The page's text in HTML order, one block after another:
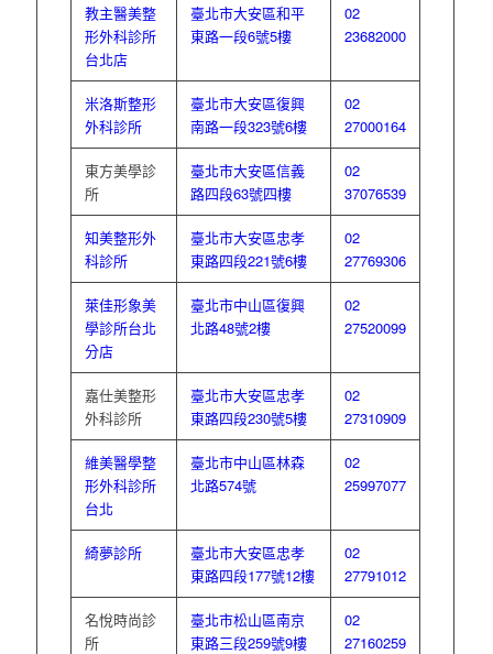
教主醫美整
形外科診所
台北店
臺北市大安區和平
東路一段6號5樓
02
23682000
米洛斯整形
外科診所
臺北市大安區復興
南路一段323號6樓
02
27000164
東方美學診
所
臺北市大安區信義
路四段63號四樓
02
37076539
知美整形外
科診所
臺北市大安區忠孝
東路四段221號6樓
02
27769306
萊佳形象美
學診所台北
分店
臺北市中山區復興
北路48號2樓
02
27520099
嘉仕美整形
外科診所
臺北市大安區忠孝
東路四段230號5樓
02
27310909
維美醫學整
形外科診所
台北
臺北市中山區林森
北路574號
02
25997077
綺夢診所
臺北市大安區忠孝
東路四段177號12樓
02
27791012
名悅時尚診
所
臺北市松山區南京
東路三段259號9樓
02
27160259